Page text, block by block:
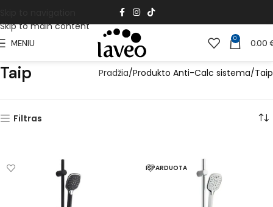
Skip to main content
MENIU 0 0.00
Taip Pradžia Produkto Anti-Calc sistema Taip
Filtras
IŠPARDUOTA